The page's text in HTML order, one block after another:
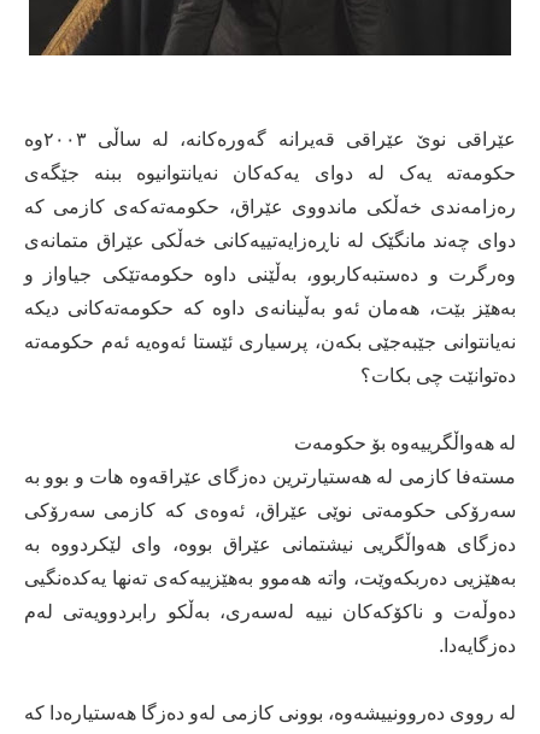
عێراقی نوێ عێراقی قەیرانە گەورەکانە، لە ساڵی ٢٠٠٣وە
حکومەتە یەک لە دوای یەکەکان نەیانتوانیوە ببنە جێگەی
رەزامەندی خەڵکی ماندووی عێراق، حکومەتەکەی کازمی کە
دوای چەند مانگێک لە ناڕەزایەتییەکانی خەڵکی عێراق متمانەی
وەرگرت و دەستبەکاربوو، بەڵێنی داوە حکومەتێکی جیاواز و
بەهێز بێت، هەمان ئەو بەڵینانەی داوە کە حکومەتەکانی دیکە
نەیانتوانی جێبەجێی بکەن، پرسیاری ئێستا ئەوەیە ئەم حکومەتە
دەتوانێت چی بکات؟
لە هەواڵگرییەوە بۆ حکومەت
مستەفا کازمی لە هەستیارترین دەزگای عێراقەوە هات و بوو بە
سەرۆکی حکومەتی نوێی عێراق، ئەوەی کە کازمی سەرۆکی
دەزگای هەواڵگریی نیشتمانی عێراق بووە، وای لێکردووە بە
بەهێزیی دەربکەوێت، واتە هەموو بەهێزییەکەی تەنها یەکدەنگیی
دەوڵەت و ناکۆکەکان نییە لەسەری، بەڵکو رابردوویەتی لەم
دەزگایەدا.
لە رووی دەروونییشەوە، بوونی کازمی لەو دەزگا هەستیارەدا کە